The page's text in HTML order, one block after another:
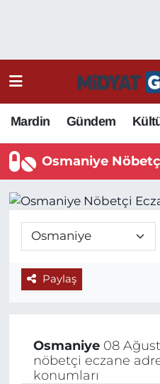
Mardin Gündem
Osmaniye
Paylaş
Osmaniye08
nöbetçi eczane
konumları